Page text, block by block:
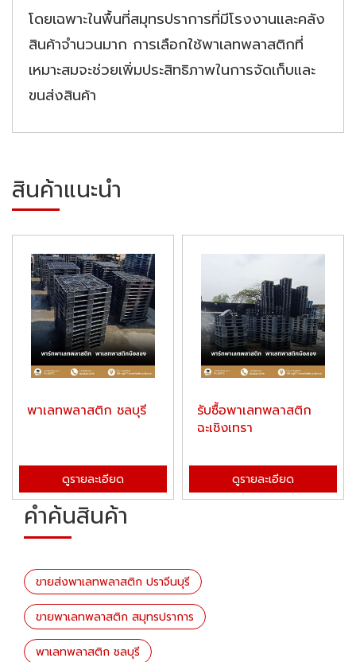
โดยเฉพาะในพื้นที่สมุทรปราการที่มีโรงงานและคลัง
สินค้าจำนวนมาก การเลือกใช้พาเลทพลาสติกที่
เหมาะสมจะช่วยเพิ่มประสิทธิภาพในการจัดเก็บและ
ขนส่งสินค้า
สินค้าแนะนำ
พาเลทพลาสติก ชลบุรี
ดูรายละเอียด
รับซื้อพาเลทพลาสติก
ฉะเชิงเทรา
ดูรายละเอียด
คำค้นสินค้า
ขายส่งพาเลทพลาสติก ปราจีนบุรี
ขายพาเลทพลาสติก สมุทรปราการ
พาเลทพลาสติก ชลบุรี